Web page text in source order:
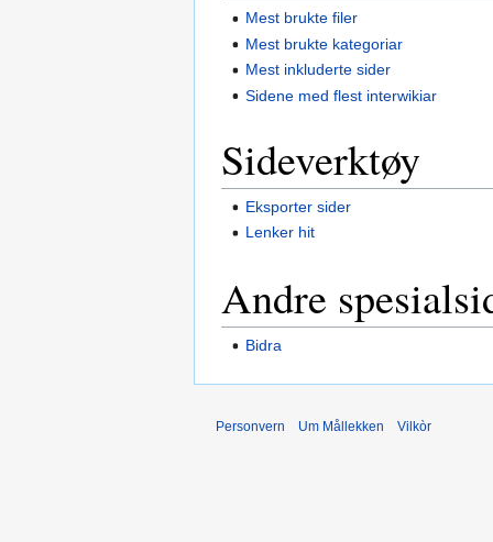
Mest brukte filer
Mest brukte kategoriar
Mest inkluderte sider
Sidene med flest interwikiar
Sideverktøy
Eksporter sider
Lenker hit
Andre
Bidra
Personvern Um Mållekken Vilkòr